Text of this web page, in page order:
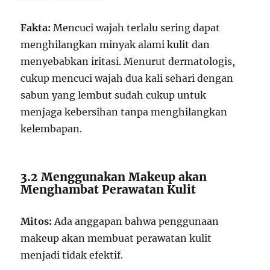
Fakta: Mencuci wajah terlalu sering dapat
menghilangkan minyak alami kulit dan
menyebabkan iritasi. Menurut dermatologis,
cukup mencuci wajah dua kali sehari dengan
sabun yang lembut sudah cukup untuk
menjaga kebersihan tanpa menghilangkan
kelembapan.
3.2 Menggunakan Makeup akan
Menghambat Perawatan Kulit
Mitos: Ada anggapan bahwa penggunaan
makeup akan membuat perawatan kulit
menjadi tidak efektif.